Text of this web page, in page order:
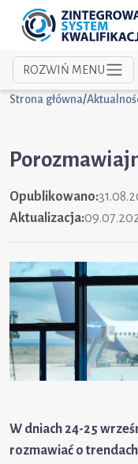
ROZWIŃ MENU
Strona główna/
Opublikowano:
Aktualizacja:
W dniach 24-25
rozmawiać o